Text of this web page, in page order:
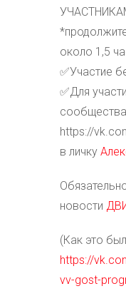
около 1,5
✅Участие
✅Для
сообщества
https://
в личку
новости
(Как это
https://
vv-gost-